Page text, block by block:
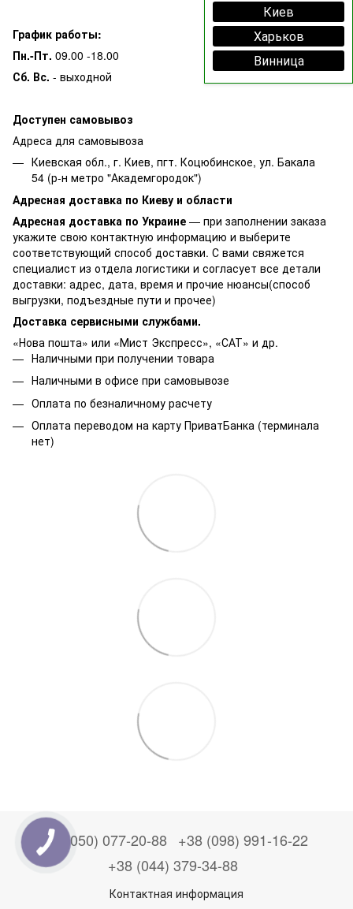
Киев
Харьков
Винница
График работы:
Пн.-Пт. 09.00 -18.00
Сб. Вс. - выходной
Доступен самовывоз
Адреса для самовывоза
Киевская обл., г. Киев, пгт. Коцюбинское, ул. Бакала
54 (р-н метро "Академгородок")
Адресная доставка по Киеву и области
Адресная доставка по Украине — при заполнении заказа
укажите свою контактную информацию и выберите
соответствующий способ доставки. С вами свяжется
специалист из отдела логистики и согласует все детали
доставки: адрес, дата, время и прочие нюансы(способ
выгрузки, подъездные пути и прочее)
Доставка сервисными службами.
«Нова пошта» или «Мист Экспресс», «САТ» и др.
Наличными при получении товара
Наличными в офисе при самовывозе
Оплата по безналичному расчету
Оплата переводом на карту ПриватБанка (терминала
нет)
+38 (050) 077-20-88 +38 (098) 991-16-22
+38 (044) 379-34-88
Контактная информация